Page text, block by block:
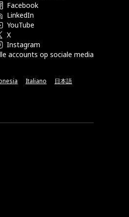
Facebook
LinkedIn
YouTube
X
Instagram
accounts op sociale media
Italiano 日本語